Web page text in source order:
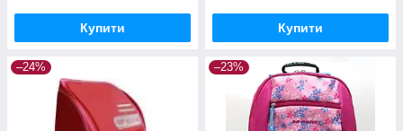
Купити Купити
–24% –23%